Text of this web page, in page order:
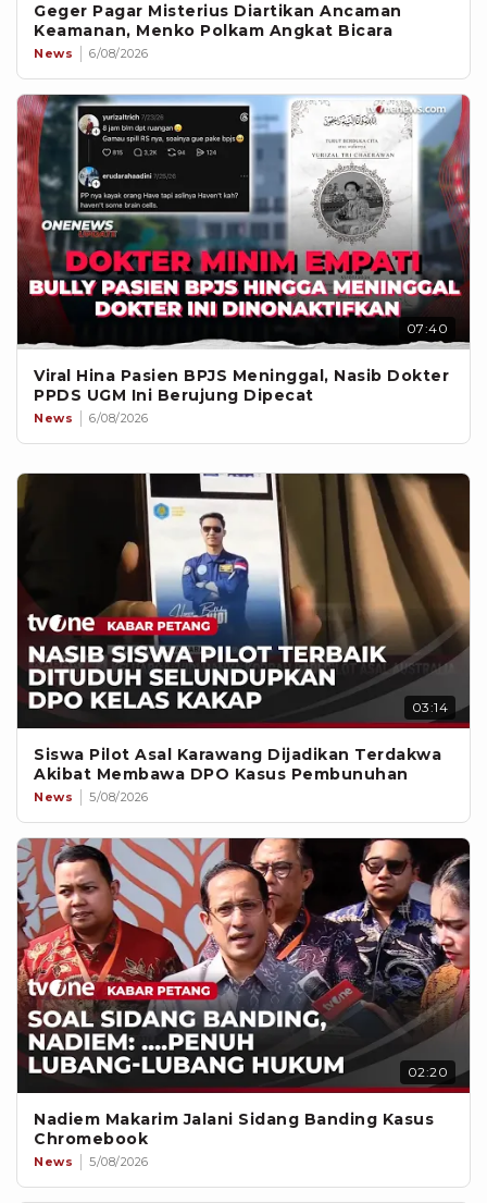
Geger Pagar Misterius Diartikan Ancaman
Keamanan, Menko Polkam Angkat Bicara
News 6/08/2026
07:40
Viral Hina Pasien BPJS Meninggal, Nasib Dokter
PPDS UGM Ini Berujung Dipecat
News 6/08/2026
03:14
Siswa Pilot Asal Karawang Dijadikan Terdakwa
Akibat Membawa DPO Kasus Pembunuhan
News 5/08/2026
02:20
Nadiem Makarim Jalani Sidang Banding Kasus
Chromebook
News 5/08/2026